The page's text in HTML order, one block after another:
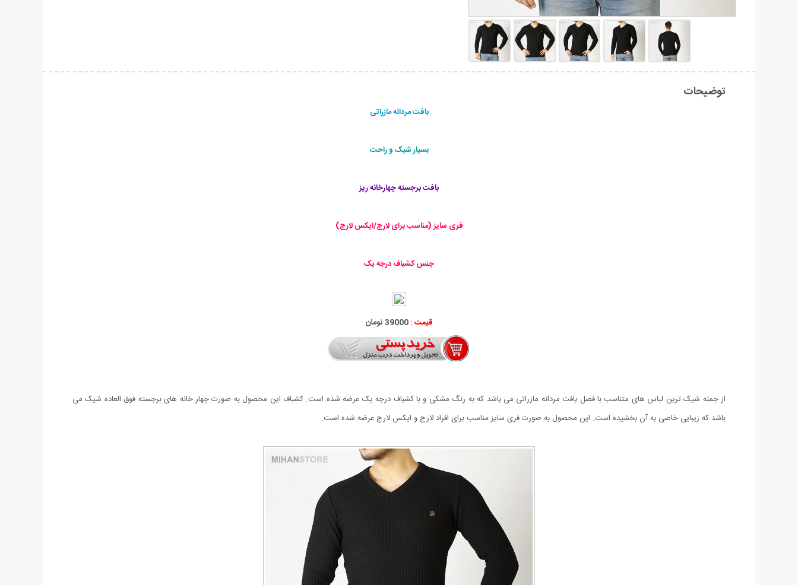
توضیحات
بافت مردانه مازراتی
بسيار شيک و راحت
بافت برجسته چهارخانه ریز
فری سایز (مناسب برای لارج/ایکس لارج)
جنس کشباف درجه یک
قیمت :39000 تومان
از جمله شیک ترین لباس های متناسب با فصل بافت مردانه مازراتی می باشد که به رنگ مشکی و با کشباف درجه یک عرضه شده است. کشباف این محصول به صورت چهار خانه های برجسته فوق العاده شیک می
باشد که زیبایی خاصی به آن بخشیده است. این محصول به صورت فری سایز مناسب برای افراد لارج و ایکس لارج عرضه شده است.